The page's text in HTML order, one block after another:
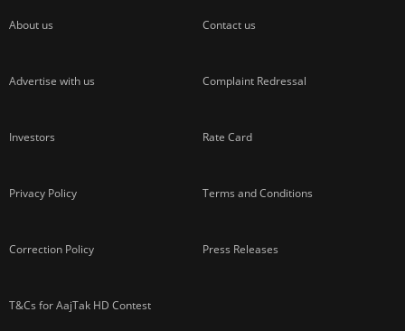
About us Contact us
Advertise with us Complaint Redressal
Investors Rate Card
Privacy Policy Terms and Conditions
Correction Policy Press Releases
T&Cs for AajTak HD Contest